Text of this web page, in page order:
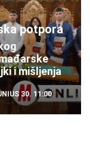
potpora
i mišljenja
30. 11:00